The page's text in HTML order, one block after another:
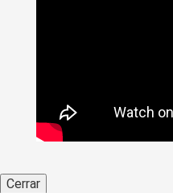
Cerrar